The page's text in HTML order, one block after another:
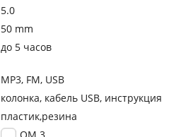
5.0
50 mm
до 5 часов
MP3, FM, USB
колонка, кабель USB, инструкция
пластик,резина